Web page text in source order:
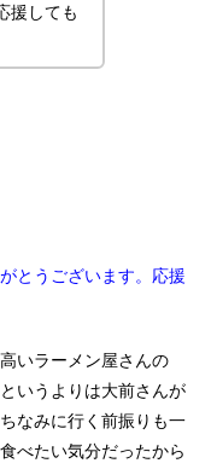
援しても
とうございます。応援
いラーメン屋さんの
いうよりは大前さんが
なみに行く前振りも一
べたい気分だったから